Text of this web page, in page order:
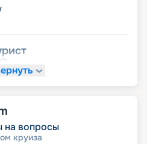
на вопросы
круиза